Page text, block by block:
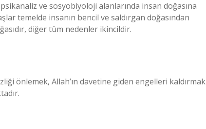
ve sosyobiyoloji alanlarında insan doğasına
temelde insanın bencil ve saldırgan doğasından
diğer tüm nedenler ikincildir.
önlemek, Allah’ın davetine giden engelleri kaldırmak